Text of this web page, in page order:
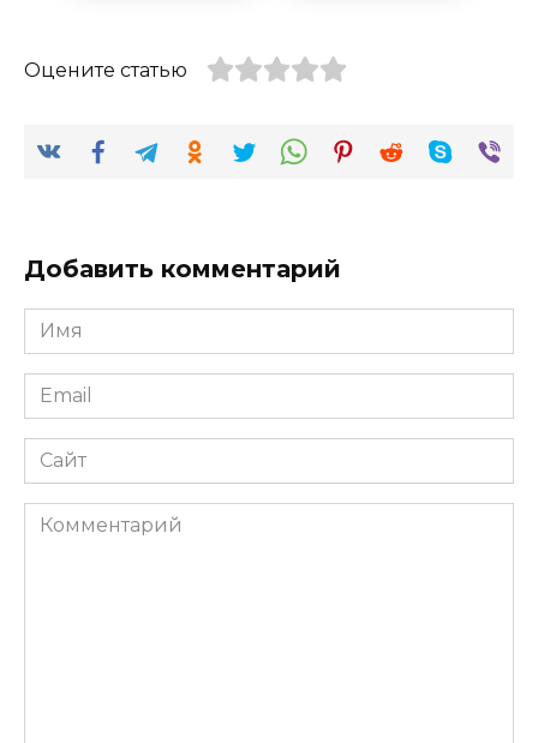
Оцените статью
Добавить комментарий
Имя
*
Email
*
Сайт
Комментарий